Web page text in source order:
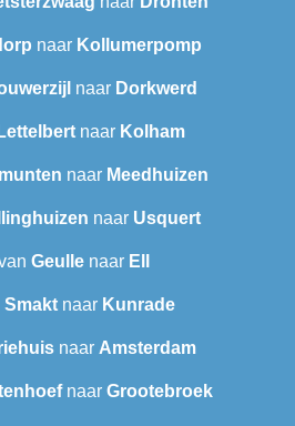
naar Kollumerpomp
naar Dorkwerd
Lettelbertnaar Kolham
naar Meedhuizen
naar Usquert
Geullenaar Ell
Smakt naar Kunrade
naar Amsterdam
naar Grootebroek